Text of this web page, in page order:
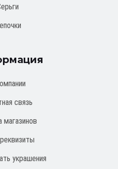
связь
магазинов
украшения